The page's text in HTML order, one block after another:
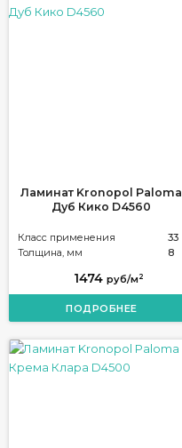
Ламинат Kronopol Paloma
Дуб Кико D4560
Класс применения
33
Толщина, мм
8
1474 руб/м 2
ПОДРОБНЕЕ